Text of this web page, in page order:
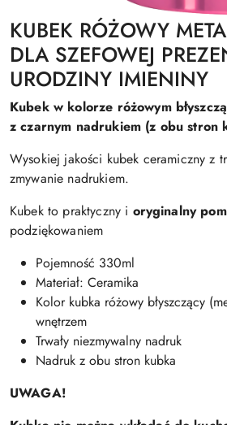
KUBEK RÓŻOWY
DLA SZEFOWEJ
URODZINY IMIENINY
Kubek w kolorze różowym
z czarnym nadrukiem (z obu stron
Wysokiej jakości kubek ceramiczny z
zmywanie nadrukiem.
Kubek to praktyczny i oryginalny
podziękowaniem
Pojemność 330ml
Materiał: Ceramika
Kolor kubka różowy błyszczący
wnętrzem
Trwały niezmywalny nadruk
Nadruk z obu stron kubka
UWAGA!